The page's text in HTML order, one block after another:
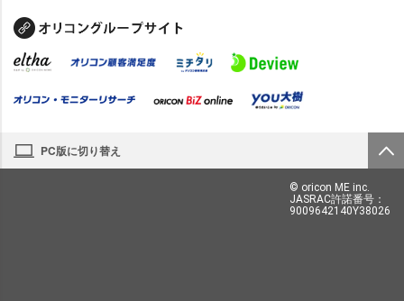
PC版に切り替え
© oricon ME inc.
JASRAC許諾番号：
9009642140Y38026